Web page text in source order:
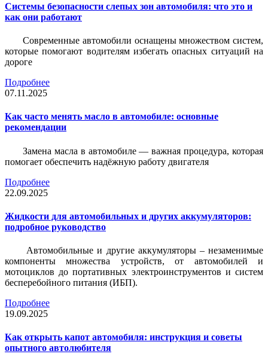
Системы безопасности слепых зон автомобиля: что это и
как они работают
Современные автомобили оснащены множеством систем,
которые помогают водителям избегать опасных ситуаций на
дороге
Подробнее
07.11.2025
Как часто менять масло в автомобиле: основные
рекомендации
Замена масла в автомобиле — важная процедура, которая
помогает обеспечить надёжную работу двигателя
Подробнее
22.09.2025
Жидкости для автомобильных и других аккумуляторов:
подробное руководство
Автомобильные и другие аккумуляторы – незаменимые
компоненты множества устройств, от автомобилей и
мотоциклов до портативных электроинструментов и систем
бесперебойного питания (ИБП).
Подробнее
19.09.2025
Как открыть капот автомобиля: инструкция и советы
опытного автолюбителя